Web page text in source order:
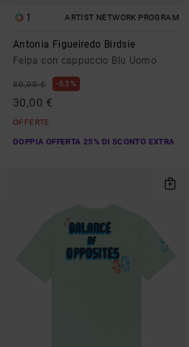
1 ARTIST NETWORK PROGRAM
Antonia Figueiredo Birdsie
Felpa con cappuccio Blu Uomo
80,00 € 63%
30,00 €
OFFERTE
DOPPIA OFFERTA 25% DI SCONTO EXTRA